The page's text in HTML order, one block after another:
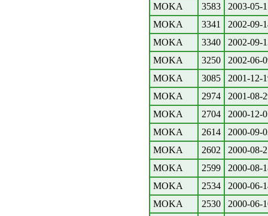
MOKA
3583
2003-05-
MOKA
3341
2002-09-
MOKA
3340
2002-09-
MOKA
3250
2002-06-
MOKA
3085
2001-12-
MOKA
2974
2001-08-
MOKA
2704
2000-12-
MOKA
2614
2000-09-
MOKA
2602
2000-08-
MOKA
2599
2000-08-
MOKA
2534
2000-06-
MOKA
2530
2000-06-